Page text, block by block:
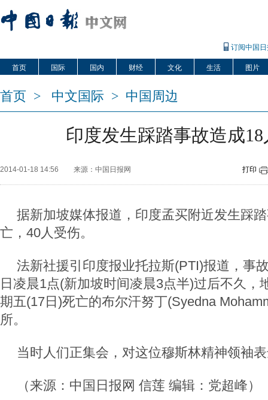
订阅中国
首页 国际 国内 财经 文化 生活 图片
首页 > 中文国际 > 中国周边
印度发生踩踏事故造成
2014-01-18 14:56 来源：中国日报网 打印
据新加坡媒体报道，印度孟买附近发生踩
亡，40人受伤。
法新社援引印度报业托拉斯(PTI)报道，事
日凌晨1点(新加坡时间凌晨3点半)过后不久，
期五(17日)死亡的布尔汗努丁(Syedna
所。
当时人们正集会，对这位穆斯林精神领袖
（来源：中国日报网 信莲 编辑：党超峰）